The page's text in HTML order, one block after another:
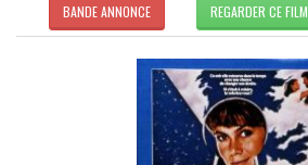
BANDE ANNONCE REGARDER CE FILM